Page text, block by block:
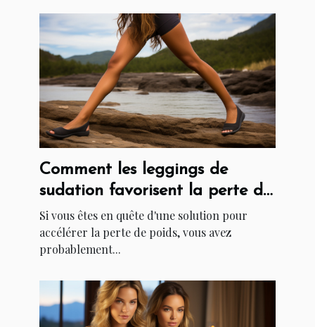
Comment les leggings de
sudation favorisent la perte de
poids
Si vous êtes en quête d'une solution pour
accélérer la perte de poids, vous avez
probablement...